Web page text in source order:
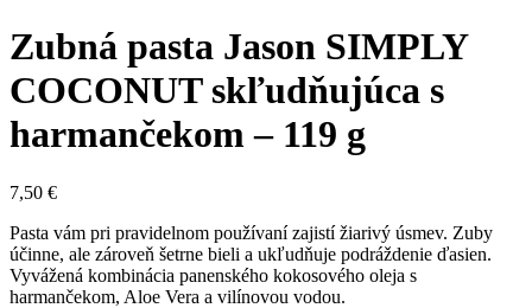
bola:
7,50 €.
je:
6,20 €.
Zubná pasta Jason SIMPLY
COCONUT skľudňujúca s
harmančekom – 119 g
7,50 €
Pasta vám pri pravidelnom používaní zajistí žiarivý úsmev. Zuby
účinne, ale zároveň šetrne bieli a ukľudňuje podráždenie ďasien.
Vyvážená kombinácia panenského kokosového oleja s
harmančekom, Aloe Vera a vilínovou vodou.